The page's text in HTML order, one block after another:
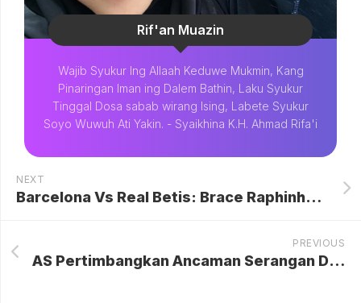
Rif'an Muazin
Wajib Syukur Ing Allaah Keduwe Mukmin, Kang
Pinaringan Iman ing Dalem Bathin, Laku Syukur
Tinggal Dosa sabab wirang Ising, Labete Syukur
Soyo Wuwuh Ati Yakin. - Syaikhina K.H. Ahmad Rifa'i
NEXT
Barcelona Vs Real Betis: Brace Raphinha Menangkan Barca 3-1, Catatan Penting Jelang Akhir Musim
PREVIOUS
AS Pertimbangkan Ancaman Serangan Drone dari Kuba: Eskalasi Ketegangan di Ambang Pintu Florida